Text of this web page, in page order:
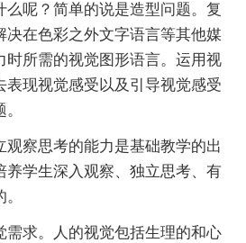
么呢？简单的说是造型问题。复
决在色彩之外文字语言等其他媒
时所需的视觉图形语言。运用视
表现视觉感受以及引导视觉感受
观察思考的能力是基础教学的出
养学生深入观察、独立思考、有
需求。人的视觉包括生理的和心